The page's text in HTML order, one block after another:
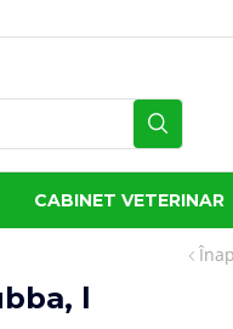
CABINET VETERINAR
l